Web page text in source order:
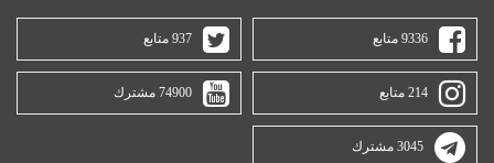
9336 متابع 937 متابع
214 متابع 74900 مشترك
3045 مشترك